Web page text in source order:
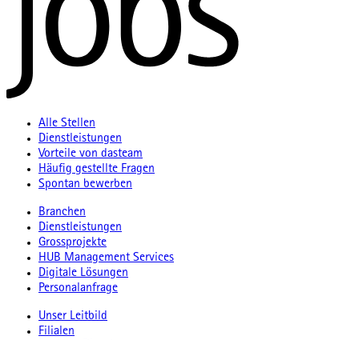
Alle Stellen
Dienstleistungen
Vorteile von dasteam
Häufig gestellte Fragen
Spontan bewerben
Branchen
Dienstleistungen
Grossprojekte
HUB Management Services
Digitale Lösungen
Personalanfrage
Unser Leitbild
Filialen